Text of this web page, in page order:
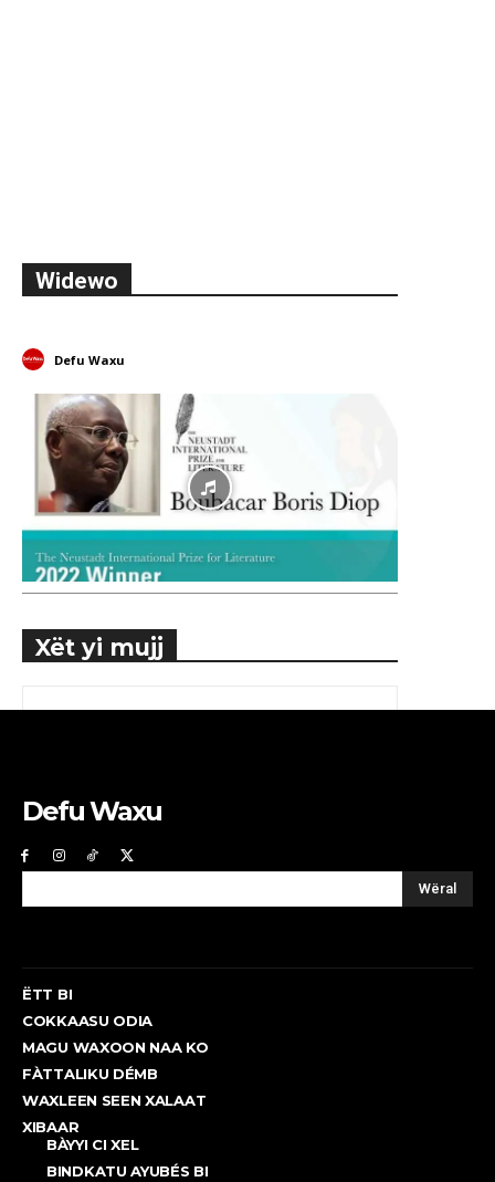
Widewo
Defu Waxu
Xët yi mujj
Defu Waxu
Wëral
ËTT BI
COKKAASU ODIA
MAGU WAXOON NAA KO
FÀTTALIKU DÉMB
WAXLEEN SEEN XALAAT
XIBAAR
BÀYYI CI XEL
BINDKATU AYUBÉS BI